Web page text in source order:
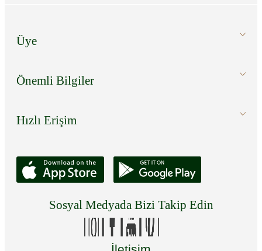
Üye
Önemli Bilgiler
Hızlı Erişim
Sosyal Medyada Bizi Takip Edin